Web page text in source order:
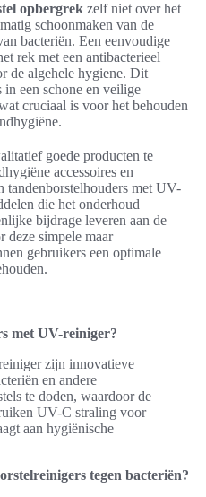
opbergrek zelf niet over het
schoonmaken van de
bacteriën. Een eenvoudige
rek met een antibacterieel
de algehele hygiene. Dit
in een schone en veilige
cruciaal is voor het behouden
goede producten te
accessoires en
tandenborstelhouders met UV-
die het onderhoud
bijdrage leveren aan de
deze simpele maar
gebruikers een optimale
met UV-reiniger?
zijn innovatieve
en andere
te doden, waardoor de
UV-C straling voor
aan hygiënische
tegen bacteriën?